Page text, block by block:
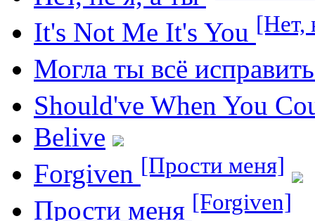
It's Not Me It's You [Нет,
Могла ты всё
Should've When You
Belive
Forgiven [Прости меня]
Прости меня [Forgiven]